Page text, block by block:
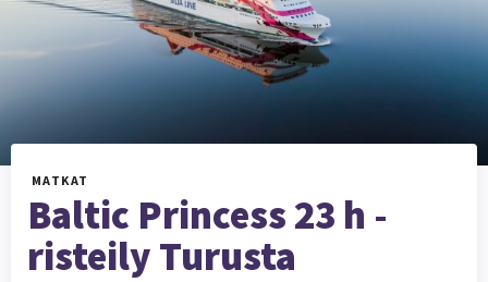
MATKAT
Baltic Princess 23 h -
risteily Turusta